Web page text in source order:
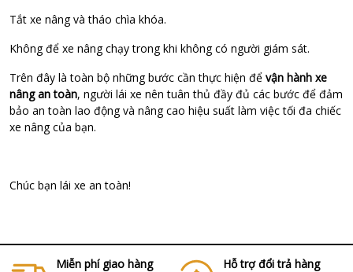
Tắt xe nâng và tháo chìa khóa.
Không để xe nâng chạy trong khi không có người giám sát.
Trên đây là toàn bộ những bước cần thực hiện để vận hành xe
nâng an toàn, người lái xe nên tuân thủ đầy đủ các bước để đảm
bảo an toàn lao động và nâng cao hiệu suất làm việc tối đa chiếc
xe nâng của bạn.
Chúc bạn lái xe an toàn!
Miễn phí giao hàng Hỗ trợ đổi trả hàng